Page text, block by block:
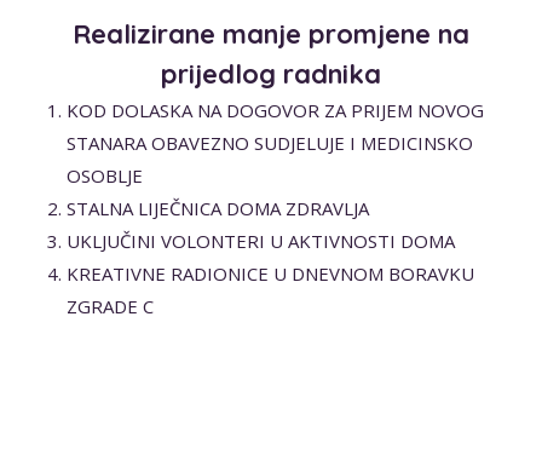
Realizirane manje promjene na
prijedlog radnika
KOD DOLASKA NA DOGOVOR ZA PRIJEM NOVOG
STANARA OBAVEZNO SUDJELUJE I MEDICINSKO
OSOBLJE
STALNA LIJEČNICA DOMA ZDRAVLJA
UKLJUČINI VOLONTERI U AKTIVNOSTI DOMA
KREATIVNE RADIONICE U DNEVNOM BORAVKU
ZGRADE C